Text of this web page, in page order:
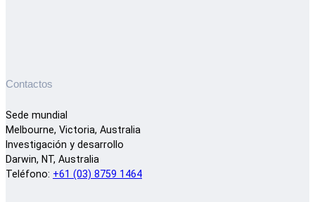
Contactos
Sede mundial
Melbourne, Victoria, Australia
Investigación y desarrollo
Darwin, NT, Australia
Teléfono: +61 (03) 8759 1464